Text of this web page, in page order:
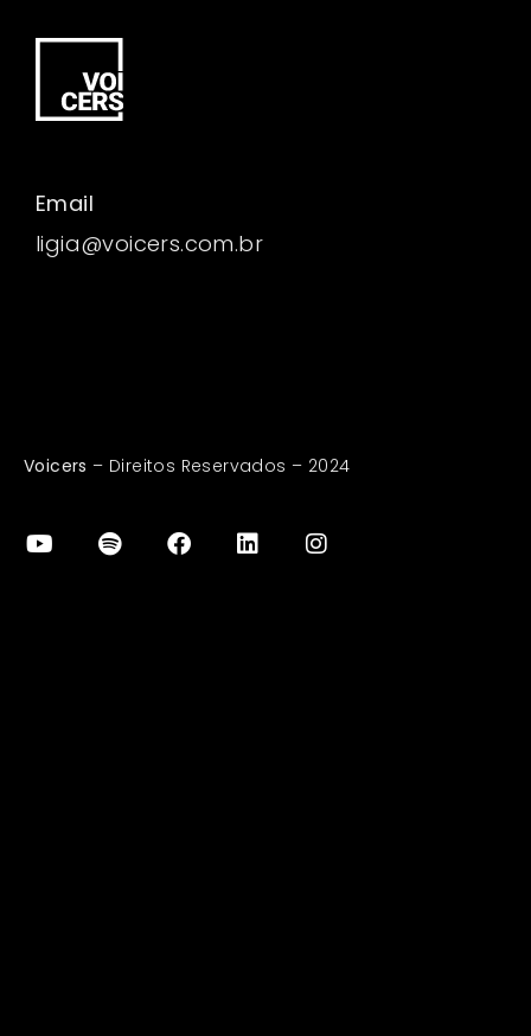
Email
ligia@voicers.com.br
Voicers – Direitos Reservados – 2024